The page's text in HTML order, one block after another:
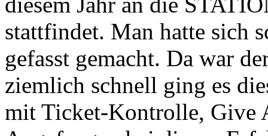
stattfindet. Man hatte sich
gefasst gemacht. Da war
ziemlich schnell ging es
mit Ticket-Kontrolle, Give